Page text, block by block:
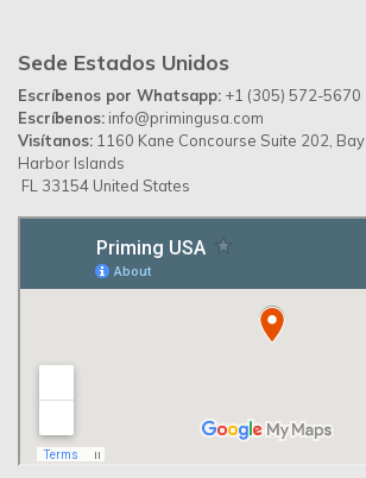
Sede Estados Unidos
Escríbenos por Whatsapp: +1 (305) 572-5670
Escríbenos: info@primingusa.com
Visítanos: 1160 Kane Concourse Suite 202, Bay
Harbor Islands
FL 33154 United States